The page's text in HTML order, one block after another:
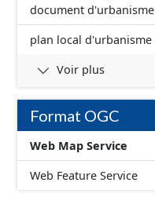
document d'urbanisme
plan local d'urbanisme
Voir plus
Format OGC
Web Map Service
Web Feature Service